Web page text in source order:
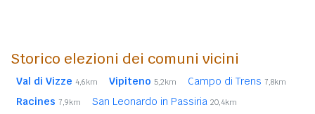
Storico elezioni dei comuni vicini
Val di Vizze 4,6km Vipiteno 5,2km Campo di Trens 7,8km
Racines 7,9km San Leonardo in Passiria 20,4km